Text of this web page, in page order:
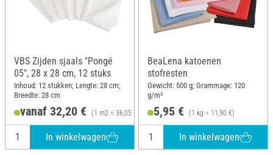
VBS Zijden sjaals "Pongé
05", 28 x 28 cm, 12 stuks
Inhoud: 12 stukken; Lengte: 28 cm;
Breedte: 28 cm
vanaf 32,20 € (1 m2 = 36,05 €)
In winkelwagen
BeaLena katoenen
stofresten
Gewicht: 500 g; Grammage: 120
g/m²
5,95 € (1 kg = 11,90 €)
In winkelwagen